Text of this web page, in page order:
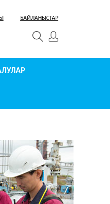
БАЙЛАНЫСТАР